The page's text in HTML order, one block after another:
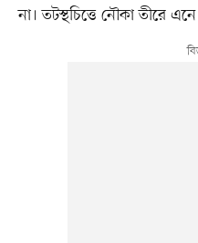
না। তটস্থচিত্তে নৌকা তীরে